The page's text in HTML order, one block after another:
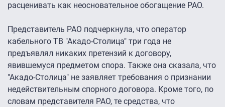
расценивать как неосновательное обогащение РАО.
Представитель РАО подчеркнула, что оператор
кабельного ТВ "Акадо-Столица" три года не
предъявлял никаких претензий к договору,
явившемуся предметом спора. Также она сказала, что
"Акадо-Столица" не заявляет требования о признании
недействительным спорного договора. Кроме того, по
словам представителя РАО, те средства, что